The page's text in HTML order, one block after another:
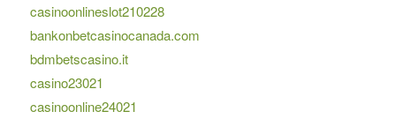
casinoonlineslot210228
bankonbetcasinocanada.com
bdmbetscasino.it
casino23021
casinoonline24021